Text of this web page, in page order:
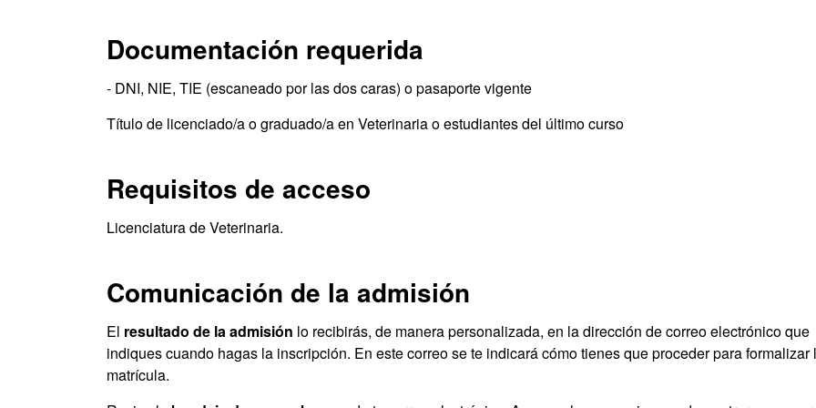
Documentación requerida
- DNI, NIE, TIE (escaneado por las dos caras) o pasaporte vigente
Título de licenciado/a o graduado/a en Veterinaria o estudiantes del último curso
Requisitos de acceso
Licenciatura de Veterinaria.
Comunicación de la admisión
El resultado de la admisión lo recibirás, de manera personalizada, en la dirección de correo electrónico que
indiques cuando hagas la inscripción. En este correo se te indicará cómo tienes que proceder para formalizar
matrícula.